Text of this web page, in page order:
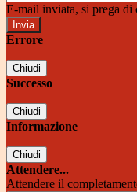
E-mail inviata, si prega di
Errore
Chiudi
Successo
Chiudi
Informazione
Chiudi
Attendere...
Attendere il